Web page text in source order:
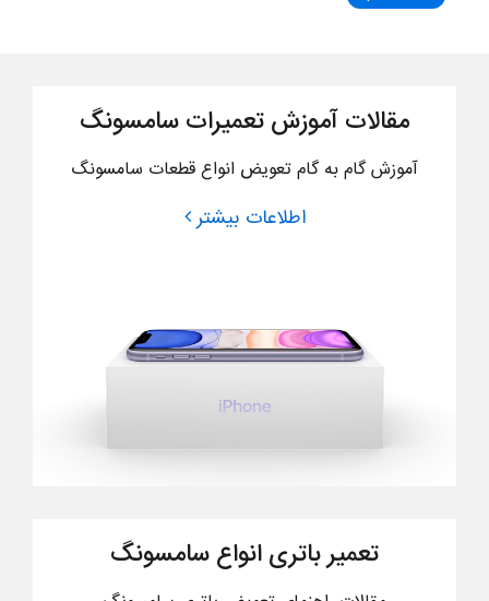
مقالات آموزش تعمیرات سامسونگ
آموزش گام به گام تعویض انواع قطعات سامسونگ
اطلاعات بیشتر
تعمیر باتری انواع سامسونگ